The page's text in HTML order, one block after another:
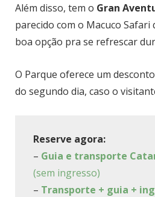
Além disso, tem o Gran
parecido com o Macuco Safari
boa opção pra se refrescar
O Parque oferece um
do segundo dia, caso o
Reserve agora:
– Guia e transporte
(sem ingresso)
– Transporte + guia +